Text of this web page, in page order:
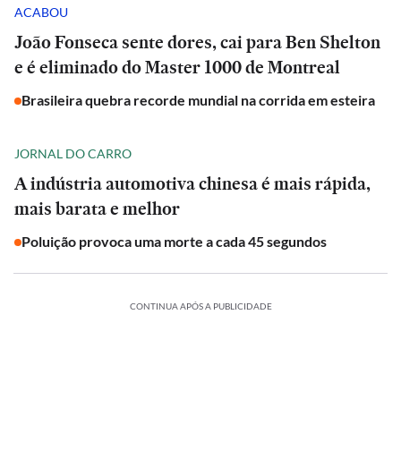
ACABOU
João Fonseca sente dores, cai para Ben Shelton
e é eliminado do Master 1000 de Montreal
Brasileira quebra recorde mundial na corrida em esteira
JORNAL DO CARRO
A indústria automotiva chinesa é mais rápida,
mais barata e melhor
Poluição provoca uma morte a cada 45 segundos
CONTINUA APÓS A PUBLICIDADE